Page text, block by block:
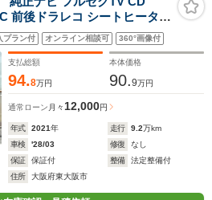
前後ドラレコ シートヒーター
2個 衝突軽減ブレーキ レーン
イビーム LEDオートヘッドラ
プラン付 オンライン相談可 360°画像付
支払総額
94.8万円
本体価格
90.9万円
通常ローン 月々12,000円
年式 2021年 走行 9.2万km
車検
'28/03 修復
なし
保証
保証付 整備
法定整備付
住所
大阪府東大阪市